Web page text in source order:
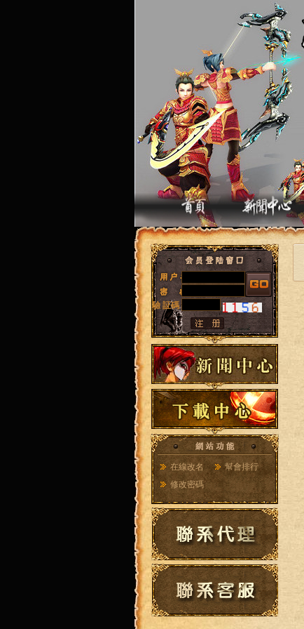
驗 証碼
在線改名
幫會排行
修改密碼